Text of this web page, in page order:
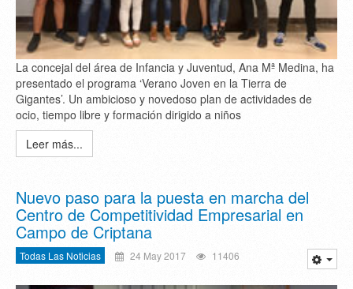
La concejal del área de Infancia y Juventud, Ana Mª Medina, ha
presentado el programa ‘Verano Joven en la Tierra de
Gigantes’. Un ambicioso y novedoso plan de actividades de
ocio, tiempo libre y formación dirigido a niños
Leer más...
Nuevo paso para la puesta en marcha del
Centro de Competitividad Empresarial en
Campo de Criptana
Todas Las Noticias 24 May 2017 11406